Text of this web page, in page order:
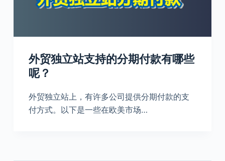
外贸独立站支持的分期付款有哪些
呢？
外贸独立站上，有许多公司提供分期付款的支
付方式。以下是一些在欧美市场…